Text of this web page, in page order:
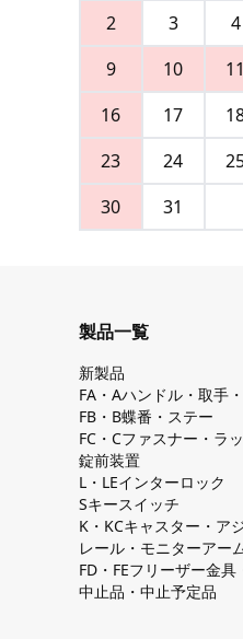
2
3 4
9
10 11
16
17
23
24
30
31
製品一覧
新製品
FA・Aハンドル・取手
FB・B蝶番・ステー
FC・Cファスナー・ラ
錠前装置
L・LEインターロック
Sキースイッチ
K・KCキャスター・ア
レール・モニターアー
FD・FEフリーザー金具
中止品・中止予定品